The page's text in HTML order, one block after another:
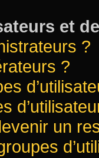
et
?
?
un